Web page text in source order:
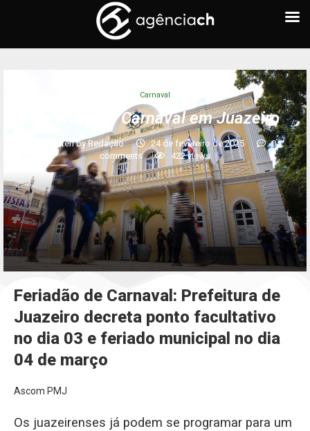
Carnaval
Feriadão de Carnaval em Juazeiro
written byRedação 24 de fevereiro de 2025
0
comments
422views
Feriadão de Carnaval: Prefeitura de
Juazeiro decreta ponto facultativo
no dia 03 e feriado municipal no dia
04 de março
Ascom PMJ
Os juazeirenses já podem se programar para um